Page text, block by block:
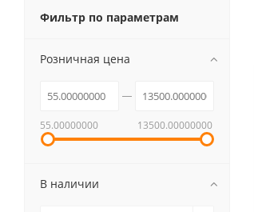
Фильтр по параметрам
Розничная цена
55.00000000 13500.00000000
В наличии